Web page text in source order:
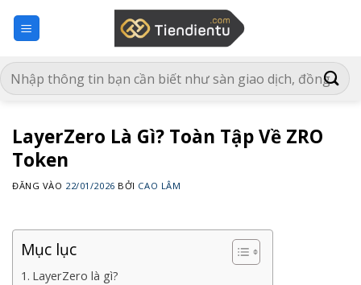
qua
dung
LayerZero Là Gì? Toàn Tập Về ZRO
Token
ĐĂNG VÀO 22/01/2026 BỞI CAO LÂM
Mục lục
LayerZero là gì?